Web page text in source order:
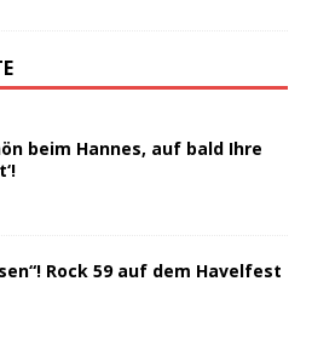
beim Hannes, auf bald Ihre
Rock 59 auf dem Havelfest